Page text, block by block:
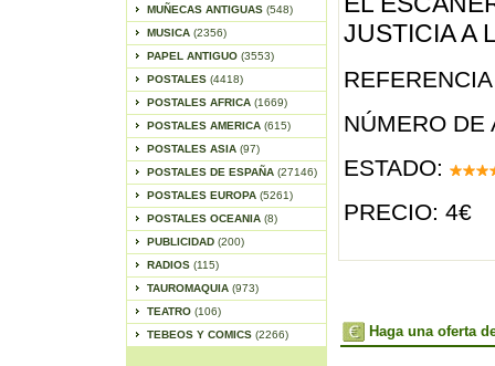
MUÑECAS ANTIGUAS (548)
MUSICA (2356)
PAPEL ANTIGUO (3553)
POSTALES (4418)
POSTALES AFRICA (1669)
POSTALES AMERICA (615)
POSTALES ASIA (97)
POSTALES DE ESPAÑA (27146)
POSTALES EUROPA (5261)
POSTALES OCEANIA (8)
PUBLICIDAD (200)
RADIOS (115)
TAUROMAQUIA (973)
TEATRO (106)
TEBEOS Y COMICS (2266)
JUSTICIA A
NÚMERO DE
ESTADO:
PRECIO: 4€
Haga una oferta